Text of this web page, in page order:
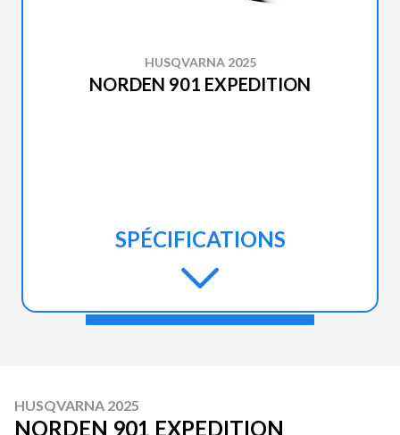
HUSQVARNA 2025
NORDEN 901 EXPEDITION
SPÉCIFICATIONS
HUSQVARNA 2025
NORDEN 901 EXPEDITION